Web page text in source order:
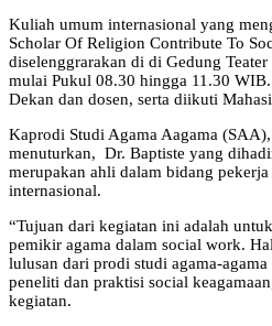
Kuliah umum internasional yang
Scholar Of Religion Contribute To
diselenggrarakan di di Gedung
mulai Pukul 08.30 hingga 11.30
Dekan dan dosen, serta diikuti
Kaprodi Studi Agama Aagama
menuturkan, Dr. Baptiste yang
merupakan ahli dalam bidang
internasional.
“Tujuan dari kegiatan ini adalah
pemikir agama dalam social work.
lulusan dari prodi studi agama-
peneliti dan praktisi social
kegiatan.